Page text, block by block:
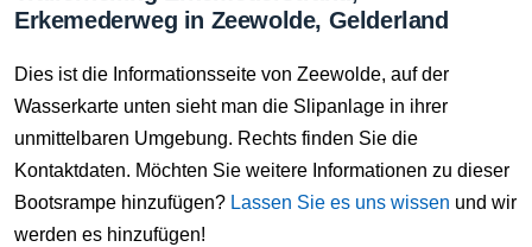
Erkemederweg in Zeewolde, Gelderland
Dies ist die Informationsseite von Zeewolde, auf der
Wasserkarte unten sieht man die Slipanlage in ihrer
unmittelbaren Umgebung. Rechts finden Sie die
Kontaktdaten. Möchten Sie weitere Informationen zu dieser
Bootsrampe hinzufügen? Lassen Sie es uns wissen und wir
werden es hinzufügen!